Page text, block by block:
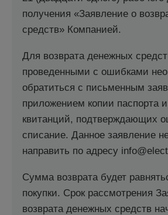
получения «Заявление о
средств» Компанией.
Для возврата денежных
проведенными с ошибками
обратиться с письменным
приложением копии паспорта
квитанций, подтверждающих
списание. Данное заявление
направить по адресу
Сумма возврата будет
покупки. Срок рассмотрения
возврата денежных средств